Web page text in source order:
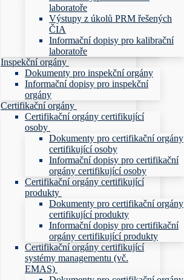
laboratoře
Výstupy z úkolů PRM řešených
ČIA
Informační dopisy pro kalibrační
laboratoře
Inspekční orgány
Dokumenty pro inspekční orgány
Informační dopisy pro inspekční
orgány
Certifikační orgány
Certifikační orgány certifikující
osoby
Dokumenty pro certifikační orgány
certifikující osoby
Informační dopisy pro certifikační
orgány certifikující osoby
Certifikační orgány certifikující
produkty
Dokumenty pro certifikační orgány
certifikující produkty
Informační dopisy pro certifikační
orgány certifikující produkty
Certifikační orgány certifikující
systémy managementu (vč.
EMAS)